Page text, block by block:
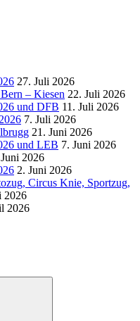
27. Juli 2026
– Kiesen 22. Juli 2026
und DFB 11. Juli 2026
7. Juli 2026
21. Juni 2026
und LEB 7. Juni 2026
2026
2. Juni 2026
Circus Knie, Sportzug,
2026
2026